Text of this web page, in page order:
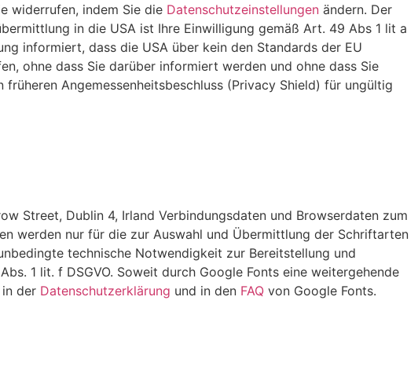
widerrufen, indem Sie die Datenschutzeinstellungen ändern. Der
in die USA ist Ihre Einwilligung gemäß Art. 49 Abs 1 lit a
informiert, dass die USA über kein den Standards der EU
ohne dass Sie darüber informiert werden und ohne dass Sie
Angemessenheitsbeschluss (Privacy Shield) für ungültig
Street, Dublin 4, Irland Verbindungsdaten und Browserdaten zum
werden nur für die zur Auswahl und Übermittlung der Schriftarten
technische Notwendigkeit zur Bereitstellung und
1 lit. f DSGVO. Soweit durch Google Fonts eine weitergehende
der Datenschutzerklärung und in den FAQ von Google Fonts.